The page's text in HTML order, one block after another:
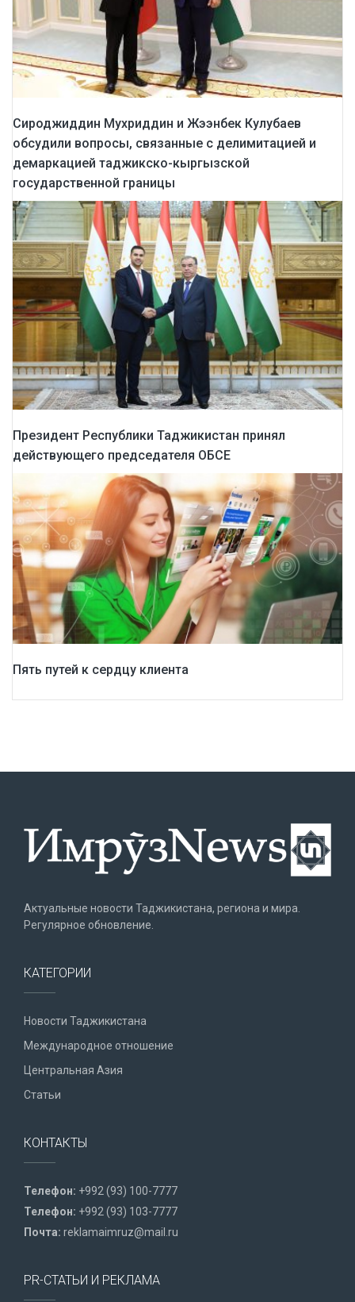
Сироджиддин Мухриддин и Жээнбек Кулубаев
обсудили вопросы, связанные с делимитацией и
демаркацией таджикско-кыргызской
государственной границы
Президент Республики Таджикистан принял
действующего председателя ОБСЕ
Пять путей к сердцу клиента
Актуальные новости Таджикистана, региона и мира.
Регулярное обновление.
КАТЕГОРИИ
Новости Таджикистана
Международное отношение
Центральная Азия
Статьи
КОНТАКТЫ
Телефон: +992 (93) 100-7777
Телефон: +992 (93) 103-7777
Почта: reklamaimruz@mail.ru
PR-СТАТЬИ И РЕКЛАМА